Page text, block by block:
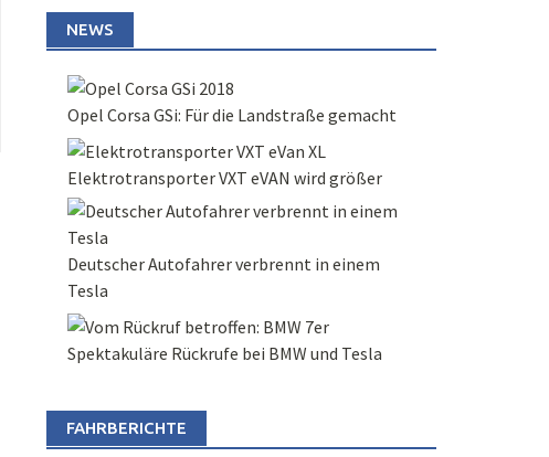
NEWS
Opel Corsa GSi: Für die Landstraße gemacht
Elektrotransporter VXT eVAN wird größer
Deutscher Autofahrer verbrennt in einem
Tesla
Spektakuläre Rückrufe bei BMW und Tesla
FAHRBERICHTE